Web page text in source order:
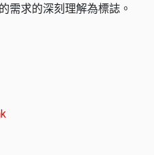
需求的深刻理解為標誌。